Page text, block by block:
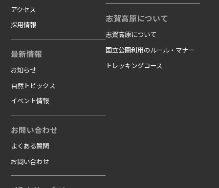
アクセス
採用情報
最新情報
お知らせ
自然トピックス
イベント情報
志賀高原について
志賀高原について
国立公園利用のルール・マナー
トレッキングコース
お問い合わせ
よくある質問
お問い合わせ